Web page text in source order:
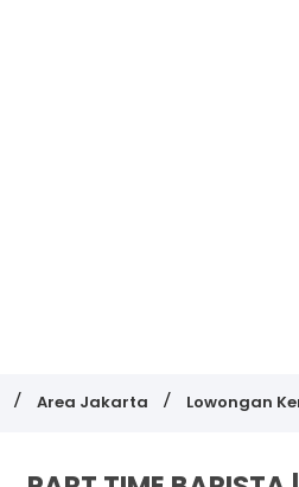
Area Jakarta Lowongan